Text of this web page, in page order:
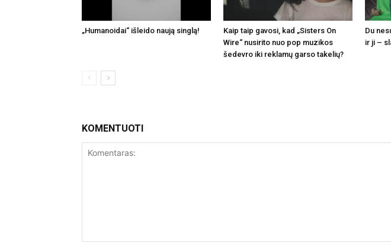
„Humanoidai“ išleido naują singlą!
Kaip taip gavosi, kad „Sisters On
Wire“ nusirito nuo pop muzikos
šedevro iki reklamų garso takelių?
Du
ir ji –
KOMENTUOTI